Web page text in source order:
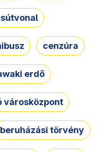
cenzúra
erdő
városközpont
beruházási törvény